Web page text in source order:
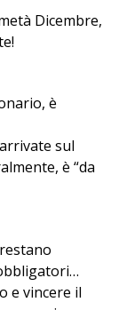
Dicembre,
è
sul
è “da
e vincere il